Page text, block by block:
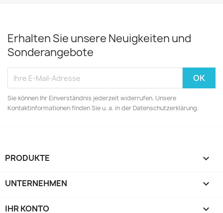
Erhalten Sie unsere Neuigkeiten und
Sonderangebote
Sie können Ihr Einverständnis jederzeit widerrufen. Unsere
Kontaktinformationen finden Sie u. a. in der Datenschutzerklärung.
PRODUKTE 
UNTERNEHMEN 
IHR KONTO 